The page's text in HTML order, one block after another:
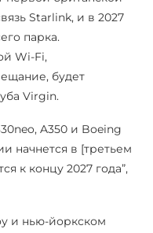
Starlink, и в 2027
парка.
Wi-Fi,
будет
Virgin.
A350 и Boeing
начнется в [третьем
к концу 2027 года”,
и нью-йоркском